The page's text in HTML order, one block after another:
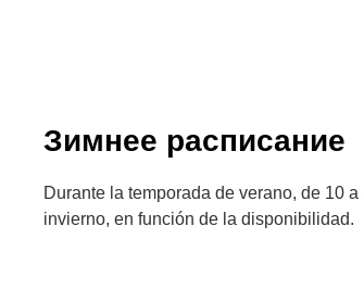
Зимнее расписание
Durante la temporada de verano, de 10
invierno, en función de la disponibilidad.